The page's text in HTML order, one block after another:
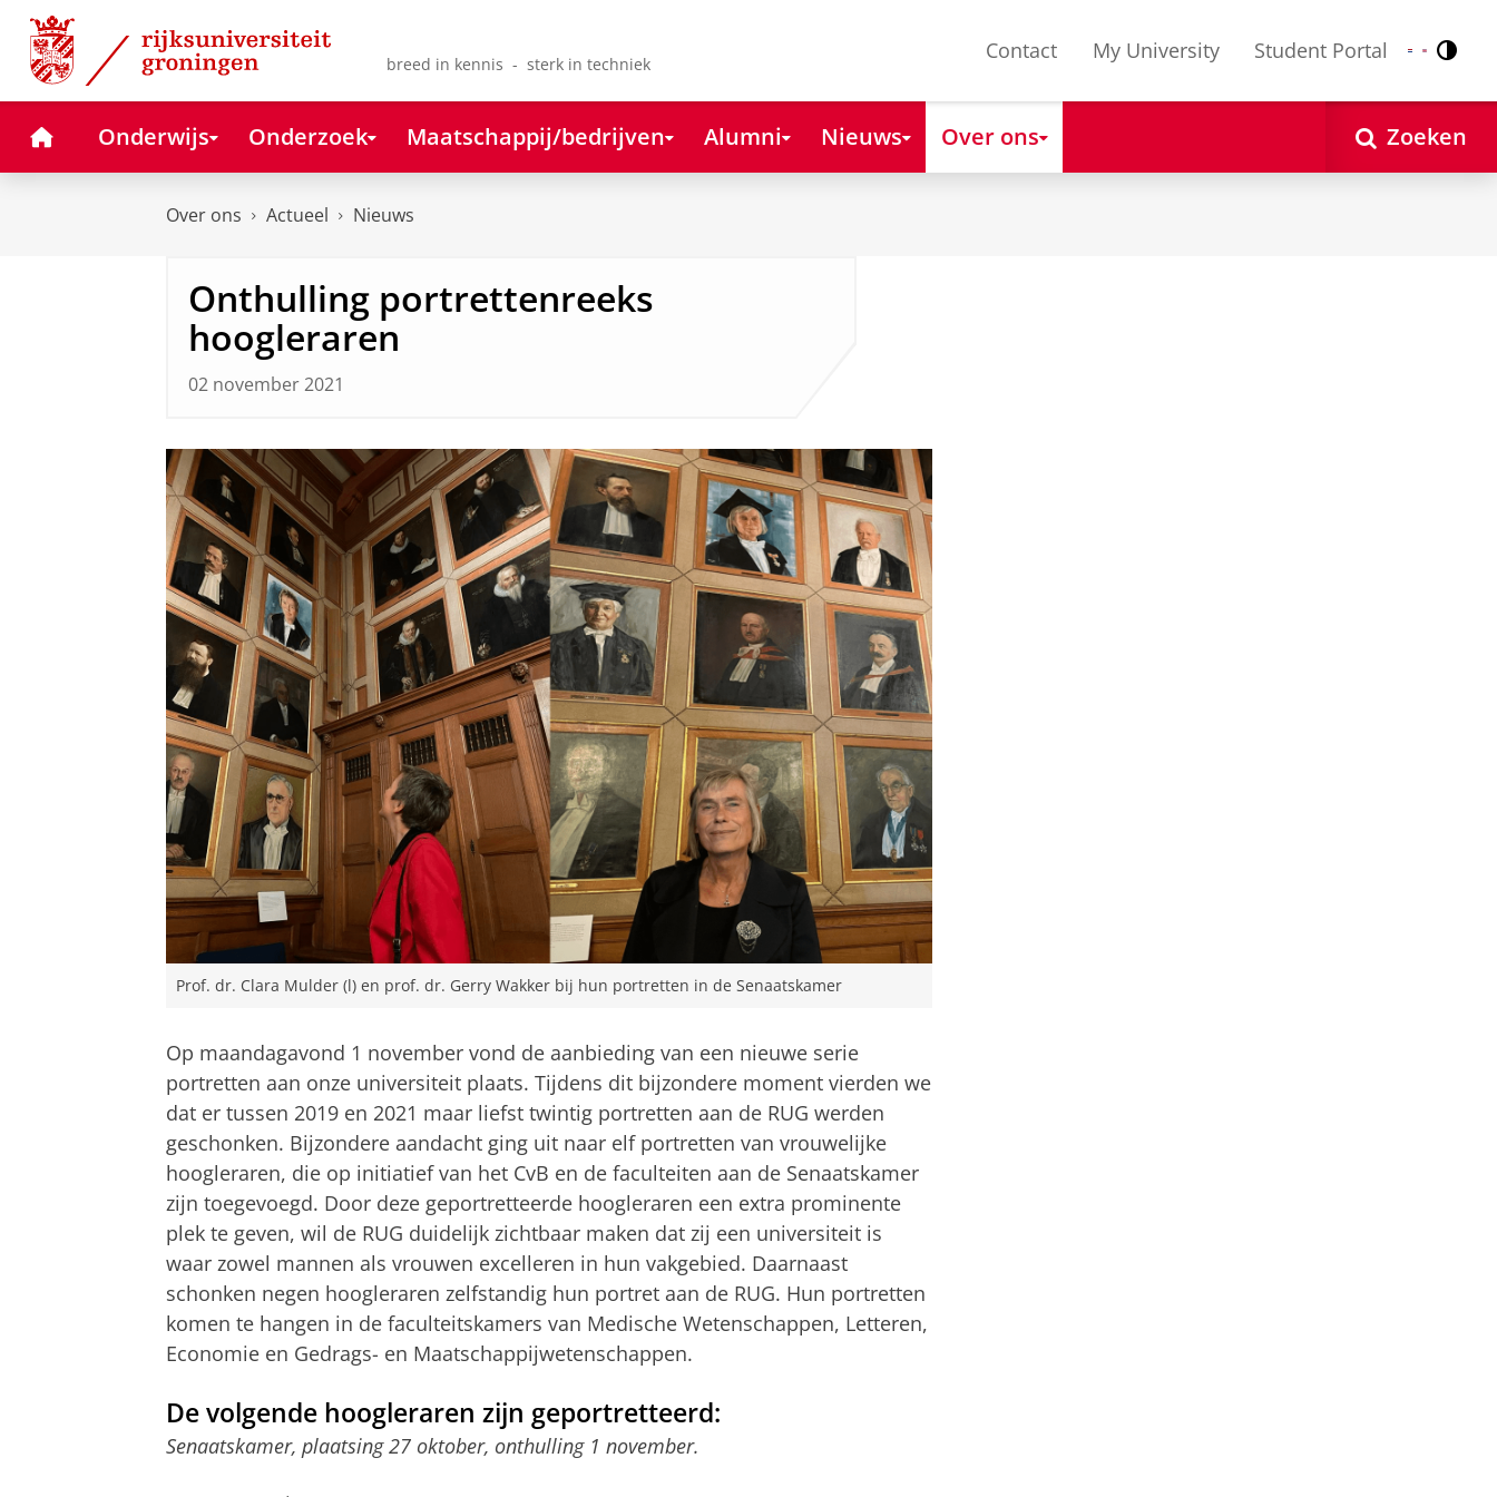
Skip
Content
Skip
Navigation
breed in kennis - sterk in techniek
Contact My University Student Portal Nederlands
English
HomeOnderwijs Onderzoek Maatschappij/bedrijven Alumni Nieuws Over ons Zoeken
Over ons Actueel Nieuws
Onthulling portrettenreeks
hoogleraren
02 november 2021
Prof. dr. Clara Mulder (l) en prof. dr. Gerry Wakker bij hun portretten in de Senaatskamer
Op maandagavond 1 november vond de aanbieding van een nieuwe serie
portretten aan onze universiteit plaats. Tijdens dit bijzondere moment vierden we
dat er tussen 2019 en 2021 maar liefst twintig portretten aan de RUG werden
geschonken. Bijzondere aandacht ging uit naar elf portretten van vrouwelijke
hoogleraren, die op initiatief van het CvB en de faculteiten aan de Senaatskamer
zijn toegevoegd. Door deze geportretteerde hoogleraren een extra prominente
plek te geven, wil de RUG duidelijk zichtbaar maken dat zij een universiteit is
waar zowel mannen als vrouwen excelleren in hun vakgebied. Daarnaast
schonken negen hoogleraren zelfstandig hun portret aan de RUG. Hun portretten
komen te hangen in de faculteitskamers van Medische Wetenschappen, Letteren,
Economie en Gedrags- en Maatschappijwetenschappen.
De volgende hoogleraren zijn geportretteerd:
Senaatskamer, plaatsing 27 oktober, onthulling 1 november.